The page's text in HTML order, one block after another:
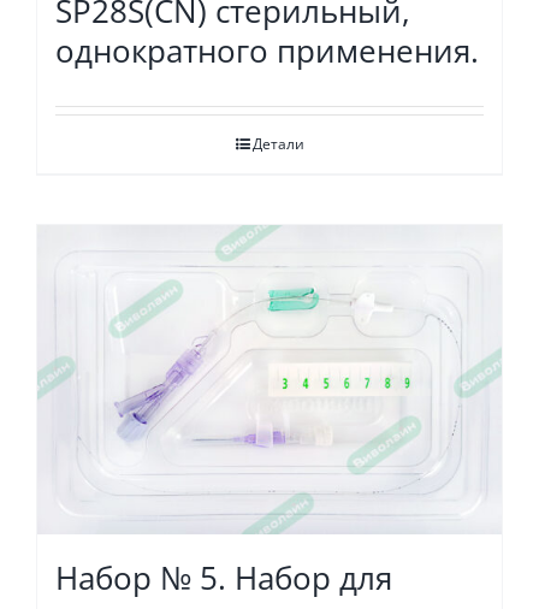
SP28S(СN) стерильный,
однократного применения.
Детали
Набор № 5. Набор для